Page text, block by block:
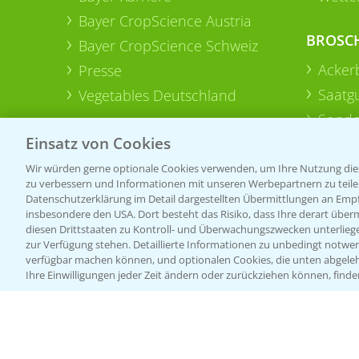
Bayer CropScience Austria
Bayer CropScience Schweiz
Presse
Vegetables Deutschland
Einsatz von Cookies
Wir würden gerne optionale Cookies verwenden, um Ihre Nutzung
zu verbessern und Informationen mit unseren Werbepartnern zu
Datenschutzerklärung im Detail dargestellten Übermittlungen an
insbesondere den USA. Dort besteht das Risiko, dass Ihre derart
diesen Drittstaaten zu Kontroll- und Überwachungszwecken
zur Verfügung stehen. Detaillierte Informationen zu unbedingt
verfügbar machen können, und optionalen Cookies, die unten
Ihre Einwilligungen jeder Zeit ändern oder zurückziehen können,